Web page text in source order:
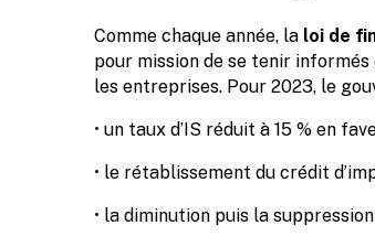
Comme chaque année, la loi de
pour mission de se tenir
les entreprises. Pour 2023, le
• un taux d’IS réduit à 15 % en
• le rétablissement du crédit
• la diminution puis la